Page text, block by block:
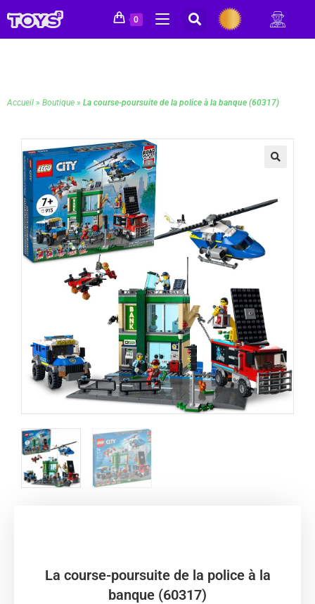
0
Accueil » Boutique » La course-poursuite de la police à la banque (60317)
La course-poursuite de la police à la
banque (60317)